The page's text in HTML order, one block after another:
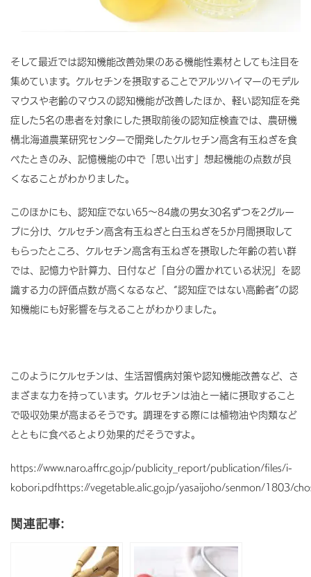
そして最近では認知機能改善効果のある機能性素材としても注目を
集めています。ケルセチンを摂取することでアルツハイマーのモデル
マウスや老齢のマウスの認知機能が改善したほか、軽い認知症を発
症した5名の患者を対象にした摂取前後の認知症検査では、農研機
構北海道農業研究センターで開発したケルセチン高含有玉ねぎを食
べたときのみ、記憶機能の中で「思い出す」想起機能の点数が良
くなることがわかりました。
このほかにも、認知症でない65～84歳の男女30名ずつを2グルー
プに分け、ケルセチン高含有玉ねぎと白玉ねぎを5か月間摂取して
もらったところ、ケルセチン高含有玉ねぎを摂取した年齢の若い群
では、記憶力や計算力、日付など「自分の置かれている状況」を認
識する力の評価点数が高くなるなど、“認知症ではない高齢者”の認
知機能にも好影響を与えることがわかりました。
このようにケルセチンは、生活習慣病対策や認知機能改善など、さ
まざまな力を持っています。ケルセチンは油と一緒に摂取すること
で吸収効果が高まるそうです。調理をする際には植物油や肉類など
とともに食べるとより効果的だそうですよ。
https://www.naro.affrc.go.jp/publicity_report/publication/files/i-
kobori.pdfhttps://vegetable.alic.go.jp/yasaijoho/senmon/1803/
関連記事: